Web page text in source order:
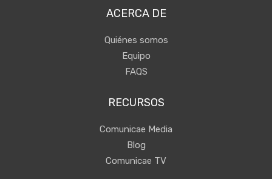
ACERCA DE
Quiénes somos
Equipo
FAQS
RECURSOS
Comunicae Media
Blog
Comunicae TV